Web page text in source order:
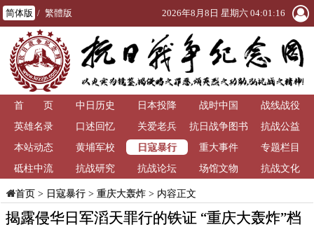
简体版 / 繁體版 2026年8月8日 星期六 04:01:17
首 页 中日历史 日本投降 战时中国
战线战役
英雄名录
口述回忆 关爱老兵
抗日战争图书
馆
抗战公益
本站动态
黄埔军校 日寇暴行 重大事件
专题栏目
砥柱中流
抗战研究 抗战论坛 场馆文物 抗战文化
首页> 日寇暴行> 重庆大轰炸> 内容正文
揭露侵华日军滔天罪行的铁证 “重庆大轰炸”档